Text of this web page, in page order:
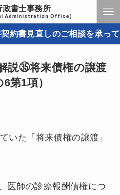
政書士事務所
Administration Office)
書見直しのご相談を承って
説㉟将来債権の譲渡
6第1項）
いた「将来債権の譲渡」
医師の診療報酬債権につ